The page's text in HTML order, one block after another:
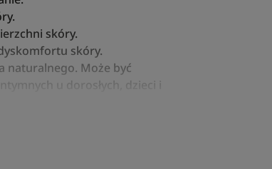
skóry.
skóry.
naturalnego. Może być
u dorosłych, dzieci i